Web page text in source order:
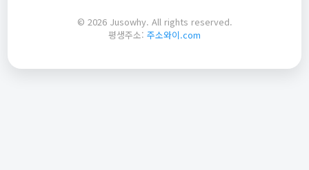
© 2026 Jusowhy. All rights reserved.
평생주소: 주소와이.com